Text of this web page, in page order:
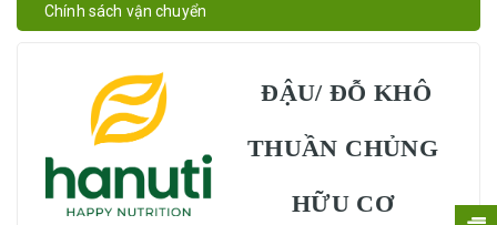
Chính sách vận chuyển
ĐẬU/ ĐỖ KHÔ
THUẦN CHỦNG
HỮU CƠ